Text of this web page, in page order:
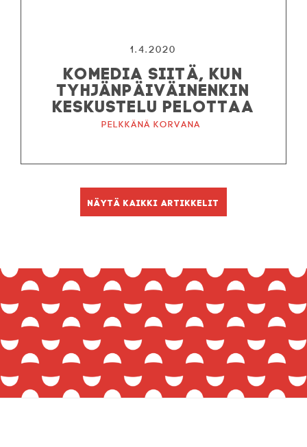
1.4.2020
KOMEDIA SIITÄ, KUN
TYHJÄNPÄIVÄINENKIN
KESKUSTELU PELOTTAA
Pelkkänä korvana
Näytä kaikki artikkelit